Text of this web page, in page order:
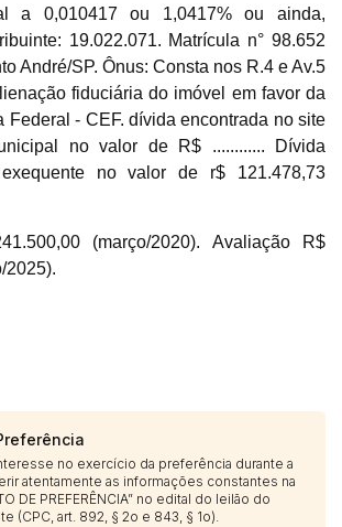
a 0,010417 ou 1,0417% ou ainda,
19.022.071. Matrícula n° 98.652
André/SP. Ônus: Consta nos R.4 e Av.5
fiduciária do imóvel em favor da
Federal - CEF. dívida encontrada no site
no valor de R$ ............ Dívida
no valor de r$ 121.478,73
(março/2020). Avaliação R$
2025).
no exercício da preferência durante a
atentamente as informações constantes na
DE PREFERÊNCIA” no edital do leilão do
(CPC, art. 892, § 2o e 843, § 1o).
2025 18:43:11 TIAGOFELIPE R$ 1,00
2025 18:43:11 TIAGOFELIPE R$ 1,00
2025 18:43:11 TIAGOFELIPE R$ 1,00
fazer login